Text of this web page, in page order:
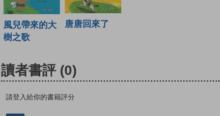
風兒帶來的大
樹之歌
唐唐回來了
讀者書評 (0)
請登入給你的書籍評分